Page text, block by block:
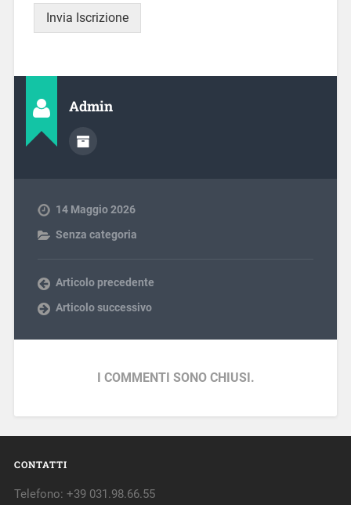
Invia Iscrizione
Admin
14 Maggio 2026
Senza categoria
Articolo precedente
Articolo successivo
I COMMENTI SONO CHIUSI.
CONTATTI
Telefono: +39 031.98.66.55